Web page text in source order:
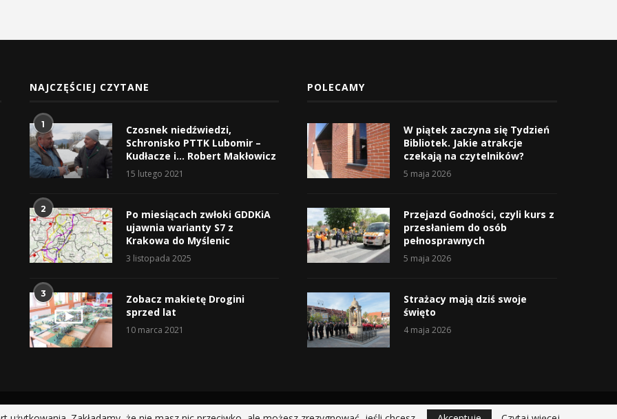
NAJCZĘŚCIEJ CZYTANE
1
Czosnek niedźwiedzi,
Schronisko PTTK Lubomir –
Kudłacze i… Robert Makłowicz
15 lutego 2021
2
Po miesiącach zwłoki GDDKiA
ujawnia warianty S7 z
Krakowa do Myślenic
3 listopada 2025
3
Zobacz makietę Drogini
sprzed lat
10 marca 2021
POLECAMY
W piątek zaczyna się Tydzień
Bibliotek. Jakie atrakcje
czekają na czytelników?
5 maja 2026
Przejazd Godności, czyli kurs z
przesłaniem do osób
pełnosprawnych
5 maja 2026
Strażacy mają dziś swoje
święto
4 maja 2026
@2019 - All Right Reserved.